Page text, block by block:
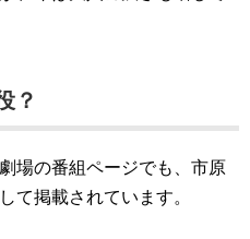
？
場の番組ページでも、市原
て掲載されています。